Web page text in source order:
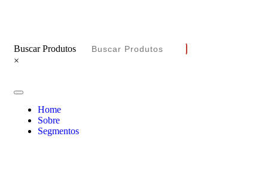
Buscar Produtos
×
Home
Sobre
Segmentos